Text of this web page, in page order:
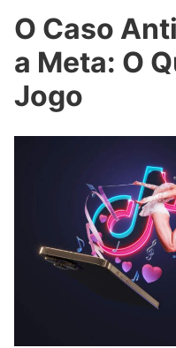
O Caso
a Meta: O
Jogo